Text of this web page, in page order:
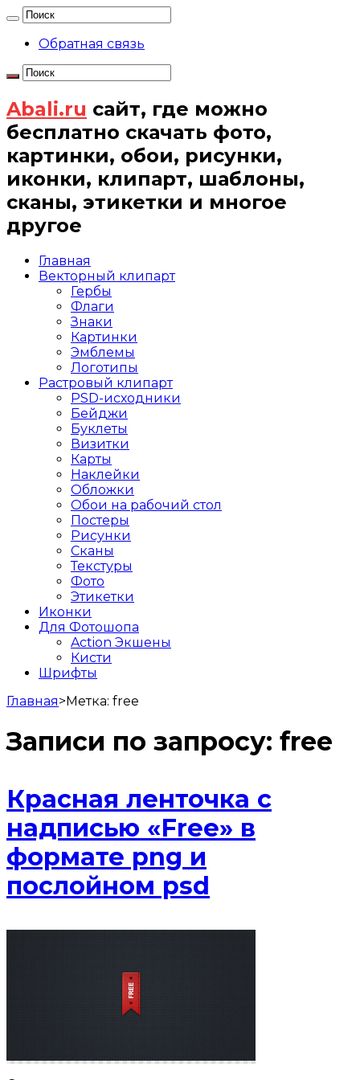
Обратная связь
Abali.ru сайт, где можно
бесплатно скачать фото,
картинки, обои, рисунки,
иконки, клипарт, шаблоны,
сканы, этикетки и многое
другое
Главная
Векторный клипарт
Гербы
Флаги
Знаки
Картинки
Эмблемы
Логотипы
Растровый клипарт
PSD-исходники
Бейджи
Буклеты
Визитки
Карты
Наклейки
Обложки
Обои на рабочий стол
Постеры
Рисунки
Сканы
Текстуры
Фото
Этикетки
Иконки
Для Фотошопа
Action Экшены
Кисти
Шрифты
Главная>Метка: free
Записи по запросу: free
Красная ленточка с
надписью «Free» в
формате png и
послойном psd